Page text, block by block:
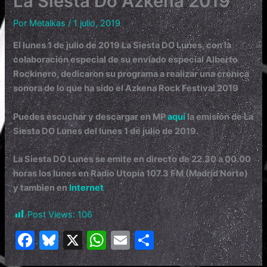
PorMetalkas/1 julio, 2019
El lunes 1de juliode 2019La Siesta DO Lunes, con la
colaboración especial de su enviado especial Alberto
Rockinero, dedicaronsu programa a realizar una crónica
sonora de lo que ha sido el Azkena Rock Festival 2019
Puedes escuchar y descargar en MPaquíla emisión de La
Siesta DO Lunes dellunes 1 de julio de 2019.
La Siesta DO Lunesse emite en directo de 22.30 a 00.00
horas los lunes en Radio Utopía 107.3 FM (Madrid Norte)
y tambien enInternet
Post Views: 106
F
a
Bl
u
X W
h
E
m
C
o